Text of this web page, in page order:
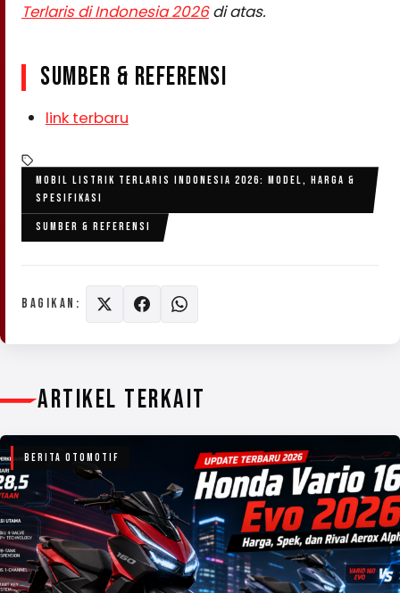
Terlaris di Indonesia 2026di atas.
SUMBER & REFERENSI
link terbaru
MOBIL LISTRIK TERLARIS INDONESIA 2026: MODEL, HARGA &
SPESIFIKASI
SUMBER & REFERENSI
BAGIKAN:
ARTIKEL TERKAIT
BERITA OTOMOTIF